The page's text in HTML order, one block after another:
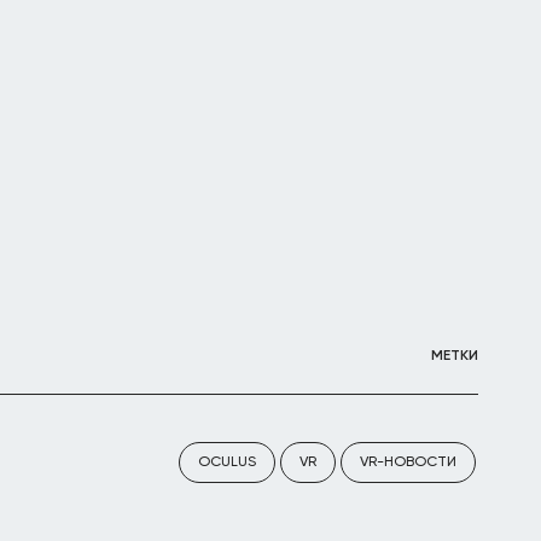
МЕТКИ
OCULUS VR VR-НОВОСТИ